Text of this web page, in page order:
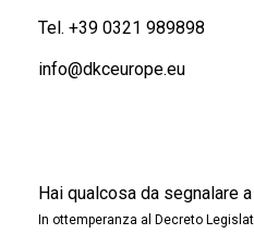
Tel. +39 0321 989898
info@dkceurope.eu
Hai qualcosa da segnalare
In ottemperanza al Decreto